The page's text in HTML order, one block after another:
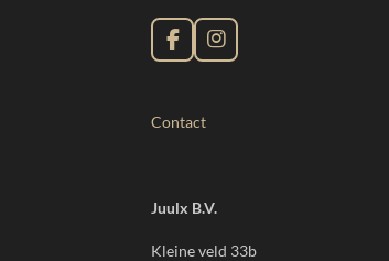
F
a
b
I
n
m
Contact
Juulx B.V.
Kleine veld 33b